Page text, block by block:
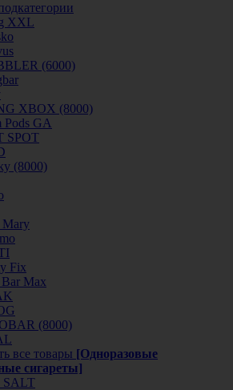
XXL
(6000)
XBOX (8000)
Pods GA
SPOT
(8000)
Mary
Fix
Max
(8000)
все товары [Одноразовые
сигареты]
SALT